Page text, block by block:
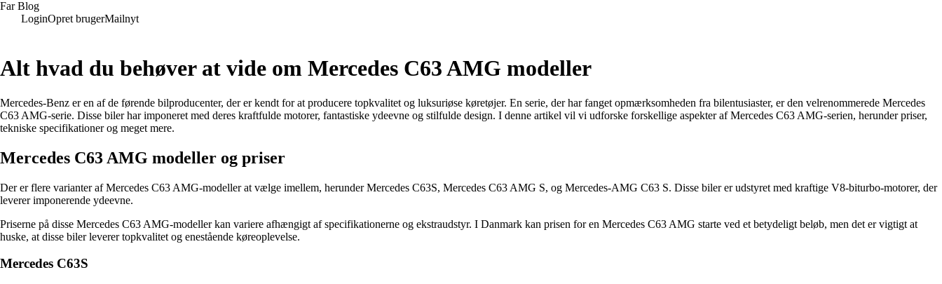
Far Blog
LoginOpret brugerMailnyt
Alt hvad du behøver at vide om Mercedes C63 AMG modeller
Mercedes-Benz er en af de førende bilproducenter, der er kendt for at producere topkvalitet og luksuriøse køretøjer. En serie, der har fanget opmærksomheden fra bilentusiaster, er den velrenommerede Mercedes
C63 AMG-serie. Disse biler har imponeret med deres kraftfulde motorer, fantastiske ydeevne og stilfulde design. I denne artikel vil vi udforske forskellige aspekter af Mercedes C63 AMG-serien, herunder priser,
tekniske specifikationer og meget mere.
Mercedes C63 AMG modeller og priser
Der er flere varianter af Mercedes C63 AMG-modeller at vælge imellem, herunder Mercedes C63S, Mercedes C63 AMG S, og Mercedes-AMG C63 S. Disse biler er udstyret med kraftige V8-biturbo-motorer, der
leverer imponerende ydeevne.
Priserne på disse Mercedes C63 AMG-modeller kan variere afhængigt af specifikationerne og ekstraudstyr. I Danmark kan prisen for en Mercedes C63 AMG starte ved et betydeligt beløb, men det er vigtigt at
huske, at disse biler leverer topkvalitet og enestående køreoplevelse.
Mercedes C63S